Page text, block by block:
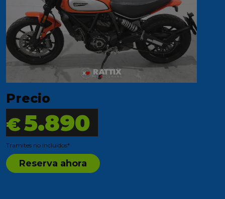
Precio
€5.890
Tramites no incluidos*
Reserva ahora